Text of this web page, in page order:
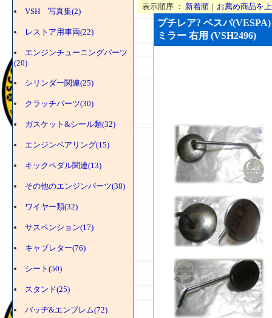
VSH 写真集(2)
レストア用車両(22)
エンジンチューニングパーツ
(20)
シリンダー関連(25)
クラッチパーツ(30)
ガスケット&シール類(32)
エンジンベアリング(15)
キックペダル関連(13)
その他のエンジンパーツ(38)
ワイヤー類(32)
サスペンション(17)
キャブレター(76)
シート(50)
スタンド(25)
バッヂ&エンブレム(72)
表示順序 ： 新着順｜ お薦め商品を
プチレア? ベスパ
ミラー 右用 (VSH2496)